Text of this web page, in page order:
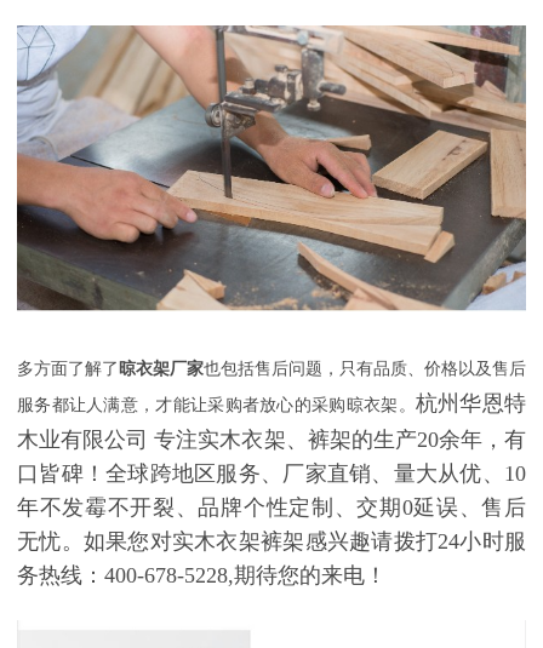
多方面了解了 晾衣架厂家也包括售后问题，只有品质、价格以及售后
服务都让人满意，才能让采购者放心的采购晾衣架。 杭州华恩特
木业有限公司 专注实木衣架、裤架的生产20余年，有
口皆碑！全球跨地区服务、厂家直销、量大从优、 10
年不发霉不开裂、品牌个性定制、交期0延误、售后
无忧。如果您对实木衣架裤架感兴趣请拨打24小时服
务热线：400-678-5228,期待您的来电！